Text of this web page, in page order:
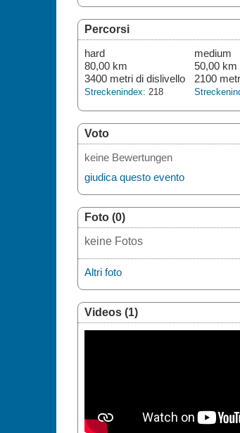
Percorsi
hard
80,00 km
3400 metri di dislivello
Streckenindex: 218
medium
50,00 km
2100
Voto
keine Bewertungen
giudica questo evento
Foto (0)
keine Fotos
Altri foto
Videos (1)